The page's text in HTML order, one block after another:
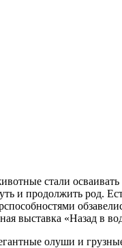
стали
и продолжить род.
выставка «Назад в
олуши и